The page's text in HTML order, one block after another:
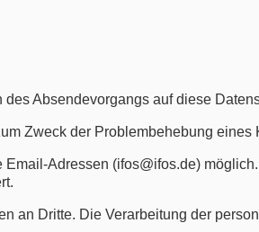
Absendevorgangs auf diese
Zweck der Problembehebung eines
Adressen (ifos@ifos.de)
an Dritte. Die Verarbeitung der